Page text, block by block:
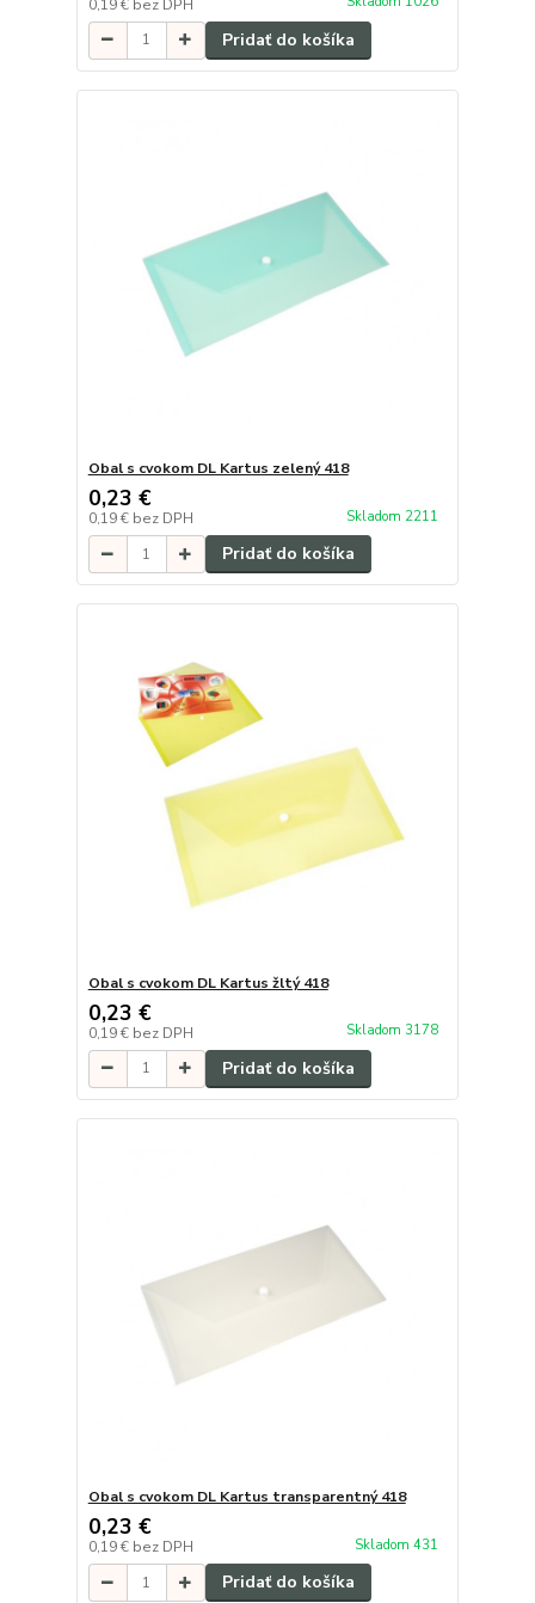
0,19 € bez DPH
Pridať do košíka
Obal s cvokom DL Kartus zelený 418
0,23 €
0,19 € bez DPH Skladom 2211
Pridať do košíka
Obal s cvokom DL Kartus žltý 418
0,23 €
0,19 € bez DPH Skladom 3178
Pridať do košíka
Obal s cvokom DL Kartus transparentný 418
0,23 €
0,19 € bez DPH Skladom 431
Pridať do košíka